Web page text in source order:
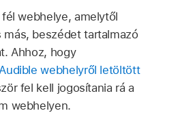
webhelye, amelytől
beszédet tartalmazó
Ahhoz, hogy
webhelyről letöltött
fel kell jogosítania rá a
webhelyen.